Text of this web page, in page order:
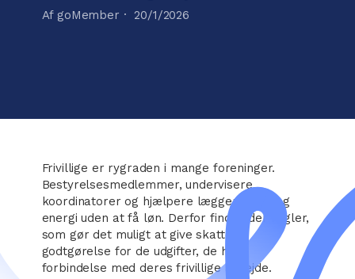
Af goMember ·20/1/2026
Frivillige er rygraden i mange foreninger.
Bestyrelsesmedlemmer, undervisere,
koordinatorer og hjælpere lægger timer og
energi uden at få løn. Derfor findes der regler,
som gør det muligt at give skattefri
godtgørelse for de udgifter, de har i
forbindelse med deres frivillige arbejde.